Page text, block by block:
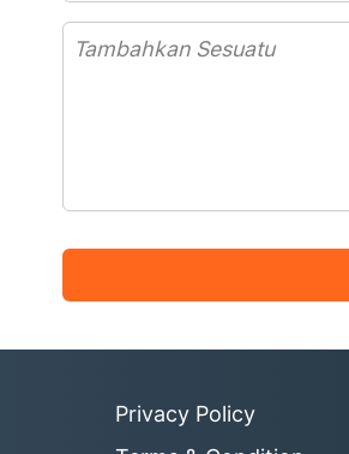
Privacy Policy